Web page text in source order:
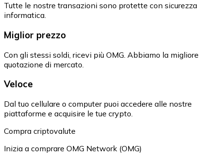
Tutte le nostre transazioni sono protette con sicurezza
informatica.
Miglior prezzo
Con gli stessi soldi, ricevi più OMG. Abbiamo la migliore
quotazione di mercato.
Veloce
Dal tuo cellulare o computer puoi accedere alle nostre
piattaforme e acquisire le tue crypto.
Compra criptovalute
Inizia a comprare OMG Network (OMG)